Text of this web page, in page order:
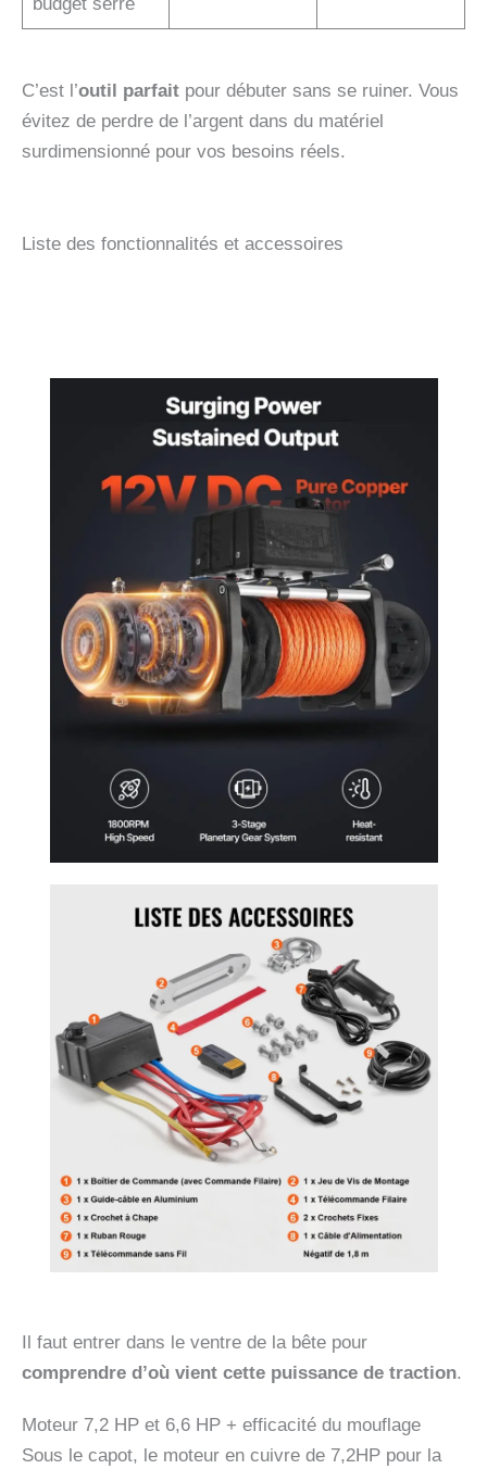
budget serré
C’est l’outil parfait pour débuter sans se ruiner. Vous
évitez de perdre de l’argent dans du matériel
surdimensionné pour vos besoins réels.
Liste des fonctionnalités et accessoires
Il faut entrer dans le ventre de la bête pour
comprendre d’où vient cette puissance de traction.
Moteur 7,2 HP et 6,6 HP + efficacité du mouflage
Sous le capot, le moteur en cuivre de 7,2HP pour la